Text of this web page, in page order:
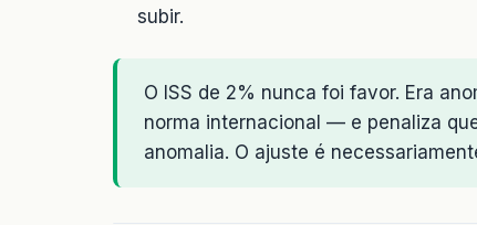
subir.
O ISS de 2% nunca foi favor. Era
norma internacional — e penaliza
anomalia. O ajuste é